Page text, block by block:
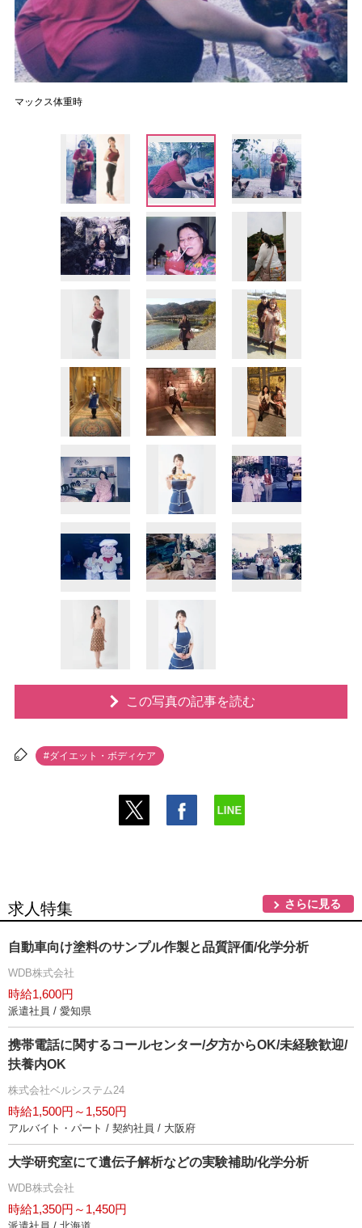
マックス体重時
この写真の記事を読む
#ダイエット・ボディケア
求人特集 さらに見る
自動車向け塗料のサンプル作製と品質評価/化学分析
WDB株式会社
時給1,600円
派遣社員 / 愛知県
携帯電話に関するコールセンター/夕方からOK/未経験歓迎/
扶養内OK
株式会社ベルシステム24
時給1,500円～1,550円
アルバイト・パート / 契約社員 / 大阪府
大学研究室にて遺伝子解析などの実験補助/化学分析
WDB株式会社
時給1,350円～1,450円